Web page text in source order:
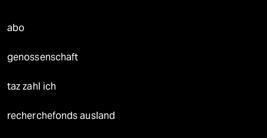
abo
genossenschaft
taz zahl ich
recherchefonds ausland